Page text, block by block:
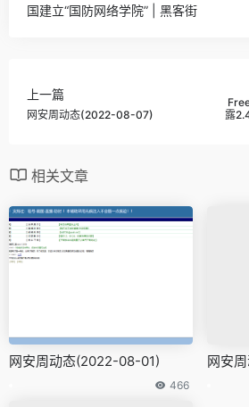
国建立“国防网络学院” | 黑客街
上一篇
网安周动态(2022-08-07)
露
相关文章
网安周动态(2022-08-01)
466
网安